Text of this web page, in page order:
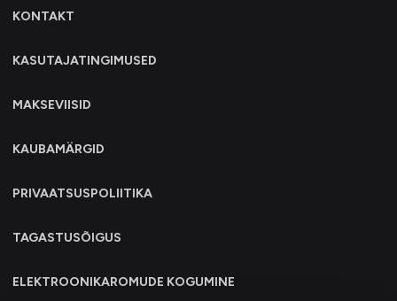
KONTAKT
KASUTAJATINGIMUSED
MAKSEVIISID
KAUBAMÄRGID
PRIVAATSUSPOLIITIKA
TAGASTUSÕIGUS
ELEKTROONIKAROMUDE KOGUMINE